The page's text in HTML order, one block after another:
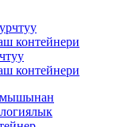
контейнери